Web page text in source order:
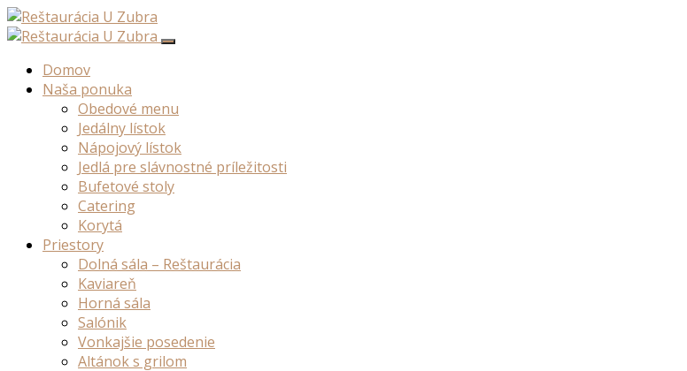
Domov
Naša ponuka
Obedové menu
Jedálny lístok
Nápojový lístok
Jedlá pre slávnostné príležitosti
Bufetové stoly
Catering
Korytá
Priestory
Dolná sála – Reštaurácia
Kaviareň
Horná sála
Salónik
Vonkajšie posedenie
Altánok s grilom